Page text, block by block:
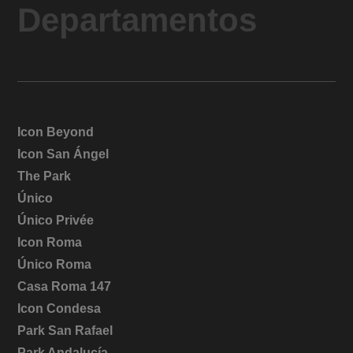
Departamentos
Icon Beyond
Icon San Ángel
The Park
Único
Único Privée
Icon Roma
Único Roma
Casa Roma 147
Icon Condesa
Park San Rafael